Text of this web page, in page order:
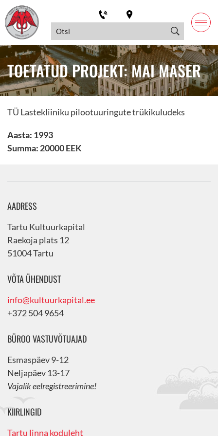
TOETATUD PROJEKT: MAI MASER
TÜ Lastekliiniku pilootuuringute trükikuludeks
Aasta: 1993
Summa: 20000 EEK
AADRESS
Tartu Kultuurkapital
Raekoja plats 12
51004 Tartu
VÕTA ÜHENDUST
info@kultuurkapital.ee
+372 504 9654
BÜROO VASTUVÕTUAJAD
Esmaspäev 9-12
Neljapäev 13-17
Vajalik eelregistreerimine!
KIIRLINGID
Tartu linna koduleht